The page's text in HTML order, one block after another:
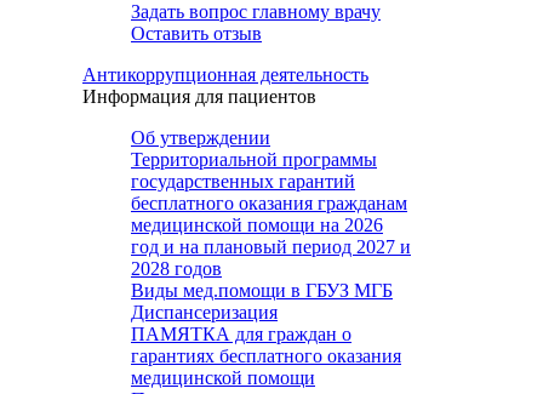
Задать вопрос главному врачу
Оставить отзыв
Антикоррупционная деятельность
Информация для пациентов
Об утверждении
Территориальной программы
государственных гарантий
бесплатного оказания гражданам
медицинской помощи на 2026
год и на плановый период 2027 и
2028 годов
Виды мед.помощи в ГБУЗ МГБ
Диспансеризация
ПАМЯТКА для граждан о
гарантиях бесплатного оказания
медицинской помощи